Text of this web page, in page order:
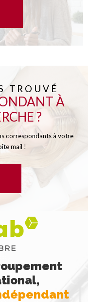
TROUVÉ
À
?
correspondants à votre
mail !